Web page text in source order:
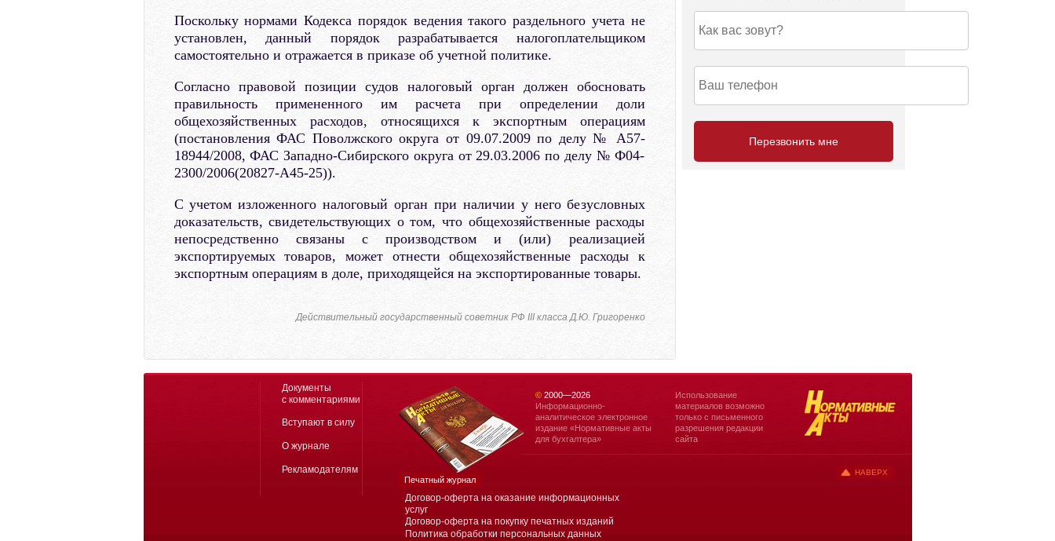
Поскольку нормами Кодекса порядок ведения такого раздельного учета не
установлен, данный порядок разрабатывается налогоплательщиком
самостоятельно и отражается в приказе об учетной политике.
Согласно правовой позиции судов налоговый орган должен обосновать
правильность примененного им расчета при определении доли
общехозяйственных расходов, относящихся к экспортным операциям
(постановления ФАС Поволжского округа от 09.07.2009 по делу № А57-
18944/2008, ФАС Западно-Сибирского округа от 29.03.2006 по делу № Ф04-
2300/2006(20827-А45-25)).
С учетом изложенного налоговый орган при наличии у него безусловных
доказательств, свидетельствующих о том, что общехозяйственные расходы
непосредственно связаны с производством и (или) реализацией
экспортируемых товаров, может отнести общехозяйственные расходы к
экспортным операциям в доле, приходящейся на экспортированные товары.
Действительный государственный советник РФ III класса Д.Ю. Григоренко
Договор-оферта на оказание информационных
услуг
Договор-оферта на покупку печатных изданий
Политика обработки персональных данных
Документы
с комментариями
Вступают в силу
О журнале
Рекламодателям
Печатный журнал
©2000—2026
Информационно-
аналитическое электронное
издание «Нормативные акты
для бухгалтера»
Использование
материалов возможно
только с письменного
разрешения редакции
сайта
НАВЕРХ